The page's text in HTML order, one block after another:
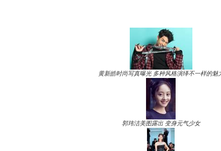
黄新皓时尚写真曝光 多种风格演绎不一样的魅
郭玮洁美图露出 变身元气少女